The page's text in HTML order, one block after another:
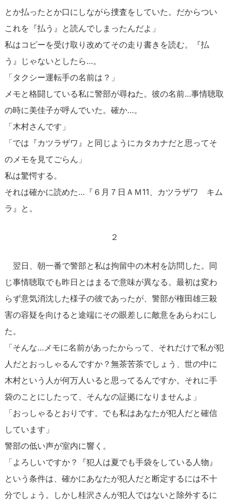
とか払ったとか口にしながら捜査をしていた。だからつい
これを『払う』と読んでしまったんだよ」
私はコピーを受け取り改めてその走り書きを読む。『払
う』じゃないとしたら…。
「タクシー運転手の名前は？」
メモと格闘している私に警部が尋ねた。彼の名前…事情聴取
の時に美佳子が呼んでいた。確か…。
「木村さんです」
「では『カツラザワ』と同じようにカタカナだと思ってそ
のメモを見てごらん」
私は驚愕する。
それは確かに読めた…『６月７日ＡＭ11、カツラザワ キム
ラ』と。
２
翌日、朝一番で警部と私は拘留中の木村を訪問した。同
じ事情聴取でも昨日とはまるで意味が異なる。最初は変わ
らず意気消沈した様子の彼であったが、警部が権田雄三殺
害の容疑を向けると途端にその眼差しに敵意をあらわにし
た。
「そんな…メモに名前があったからって、それだけで私が犯
人だとおっしゃるんですか？無茶苦茶でしょう、世の中に
木村という人が何万人いると思ってるんですか。それに手
袋のことにしたって、そんなの証拠になりませんよ」
「おっしゃるとおりです。でも私はあなたが犯人だと確信
しています」
警部の低い声が室内に響く。
「よろしいですか？『犯人は夏でも手袋をしている人物』
という条件は、確かにあなたが犯人だと断定するには不十
分でしょう。しかし桂沢さんが犯人ではないと除外するに